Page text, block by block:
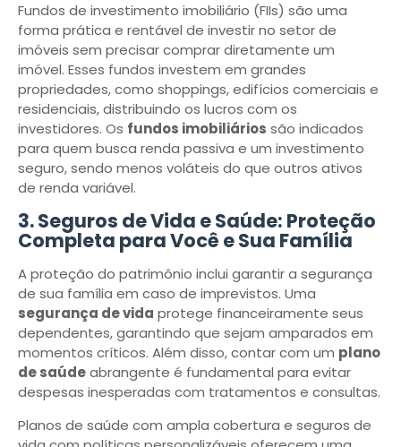
Fundos de investimento imobiliário (FIIs) são uma
forma prática e rentável de investir no setor de
imóveis sem precisar comprar diretamente um
imóvel. Esses fundos investem em grandes
propriedades, como shoppings, edifícios comerciais e
residenciais, distribuindo os lucros com os
investidores. Os fundos imobiliários são indicados
para quem busca renda passiva e um investimento
seguro, sendo menos voláteis do que outros ativos
de renda variável.
3. Seguros de Vida e Saúde: Proteção
Completa para Você e Sua Família
A proteção do patrimônio inclui garantir a segurança
de sua família em caso de imprevistos. Uma
segurança de vida protege financeiramente seus
dependentes, garantindo que sejam amparados em
momentos críticos. Além disso, contar com um plano
de saúdeabrangente é fundamental para evitar
despesas inesperadas com tratamentos e consultas.
Planos de saúde com ampla cobertura e seguros de